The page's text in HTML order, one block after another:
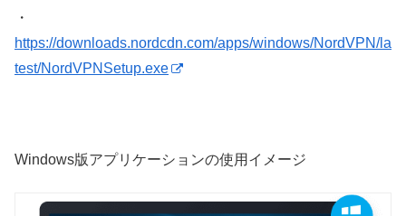
・
https://downloads.nordcdn.com/apps/windows/NordVPN/la
test/NordVPNSetup.exe
Windows版アプリケーションの使用イメージ